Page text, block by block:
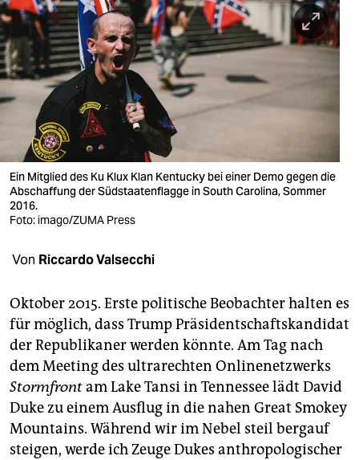
berlin
nord
wahrheit
verlag
verlag
veranstaltungen
shop
fragen & hilfe
abo
genossenschaft
epaper login
Ein Mitglied des Ku Klux Klan Kentucky bei einer Demo gegen die
Abschaffung der Südstaatenflagge in South Carolina, Sommer
2016.
Foto: imago/ZUMA Press
Von Riccardo Valsecchi
Oktober 2015. Erste politische Beobachter halten es
für möglich, dass Trump Präsidentschaftskandidat
der Republikaner werden könnte. Am Tag nach
dem Meeting des ultrarechten Onlinenetzwerks
Stormfrontam Lake Tansi in Tennessee lädt David
Duke zu einem Ausflug in die nahen Great Smokey
Mountains. Während wir im Nebel steil bergauf
steigen, werde ich Zeuge Dukes anthropologischer